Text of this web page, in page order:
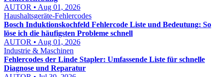
AUTOR • Aug 01, 2026
Haushaltsgeräte-Fehlercodes
Bosch Induktionskochfeld Fehlercode Liste und Bedeutung: So
löse ich die häufigsten Probleme schnell
AUTOR • Aug 01, 2026
Industrie & Maschinen
Fehlercodes der Linde Stapler: Umfassende Liste für schnelle
Diagnose und Reparatur